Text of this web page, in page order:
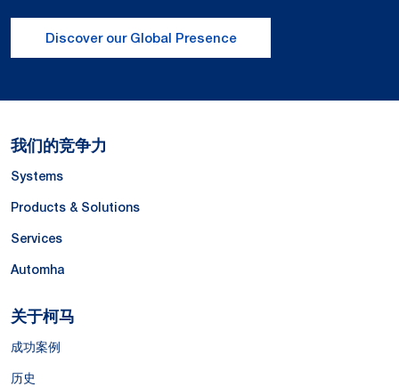
Discover our Global Presence
我们的竞争力
Systems
Products & Solutions
Services
Automha
关于柯马
成功案例
历史